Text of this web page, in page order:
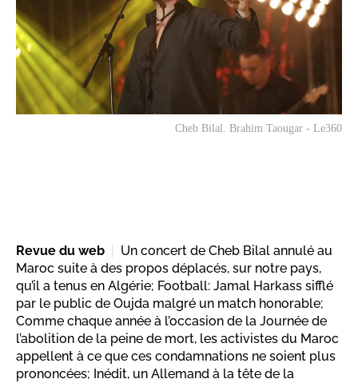
Cheb Bilal. Brahim Taougar - Le360
Revue du web
Un concert de Cheb Bilal annulé au
Maroc suite à des propos déplacés, sur notre pays,
qu’il a tenus en Algérie; Football: Jamal Harkass sifflé
par le public de Oujda malgré un match honorable;
Comme chaque année à l’occasion de la Journée de
l’abolition de la peine de mort, les activistes du Maroc
appellent à ce que ces condamnations ne soient plus
prononcées; Inédit, un Allemand à la tête de la